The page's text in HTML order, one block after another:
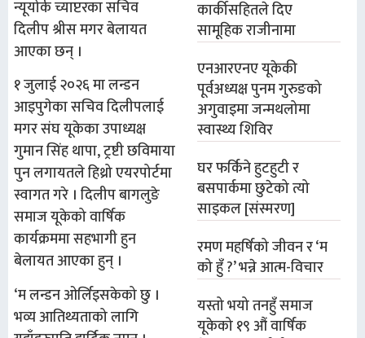
न्यूयोर्क च्याप्टरका सचिव
दिलीप श्रीस मगर बेलायत
आएका छन् ।
१ जुलाई २०२६ मा लन्डन
आइपुगेका सचिव दिलीपलाई
मगर संघ यूकेका उपाध्यक्ष
गुमान सिंह थापा, ट्रष्टी छविमाया
पुन लगायतले हिथ्रो एयरपोर्टमा
स्वागत गरे । दिलीप बागलुङे
समाज यूकेको वार्षिक
कार्यक्रममा सहभागी हुन
बेलायत आएका हुन् ।
‘म लन्डन ओर्लिइसकेको छु ।
भव्य आतिथ्यताको लागि
कार्कीसहितले दिए
सामूहिक राजीनामा
एनआरएनए यूकेकी
पूर्वअध्यक्ष पुनम गुरुङको
अगुवाइमा जन्मथलोमा
स्वास्थ्य शिविर
घर फर्किने हुटहुटी र
बसपार्कमा छुटेको त्यो
साइकल [संस्मरण]
रमण महर्षिको जीवन र ‘म
को हुँ ?’ भन्ने आत्म-विचार
यस्तो भयो तनहुँ समाज
यूकेको १९ औं वार्षिक